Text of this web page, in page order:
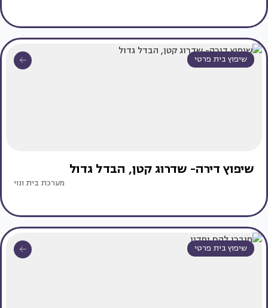
שיפוץ בית פרטי
שיפוץ דירה- שדרוג קטן, הבדל גדול
מערכת בית ונוי
שיפוץ בית פרטי